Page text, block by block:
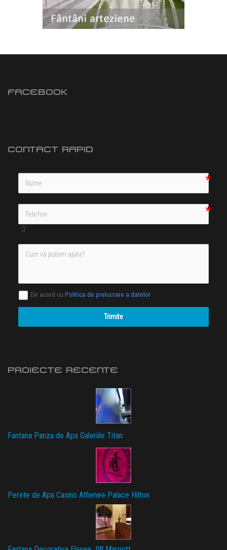
FACEBOOK
CONTACT RAPID
De acord cu Politica de prelucrare a datelor
Trimite
PROIECTE RECENTE
Fantana Panza de Apa Galeriile Titan
Perete de Apa Casino Athenee Palace Hilton